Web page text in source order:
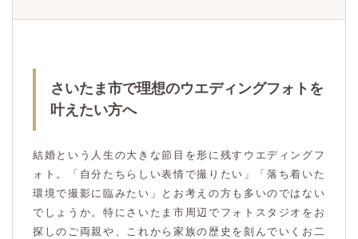
さいたま市で理想のウエディングフォトを
叶えたい方へ
結婚という人生の大きな節目を形に残すウエディングフ
ォト。「自分たちらしい表情で撮りたい」「落ち着いた
環境で撮影に臨みたい」とお考えの方も多いのではない
でしょうか。特にさいたま市周辺でフォトスタジオをお
探しのご両親や、これから家族の歴史を刻んでいくお二